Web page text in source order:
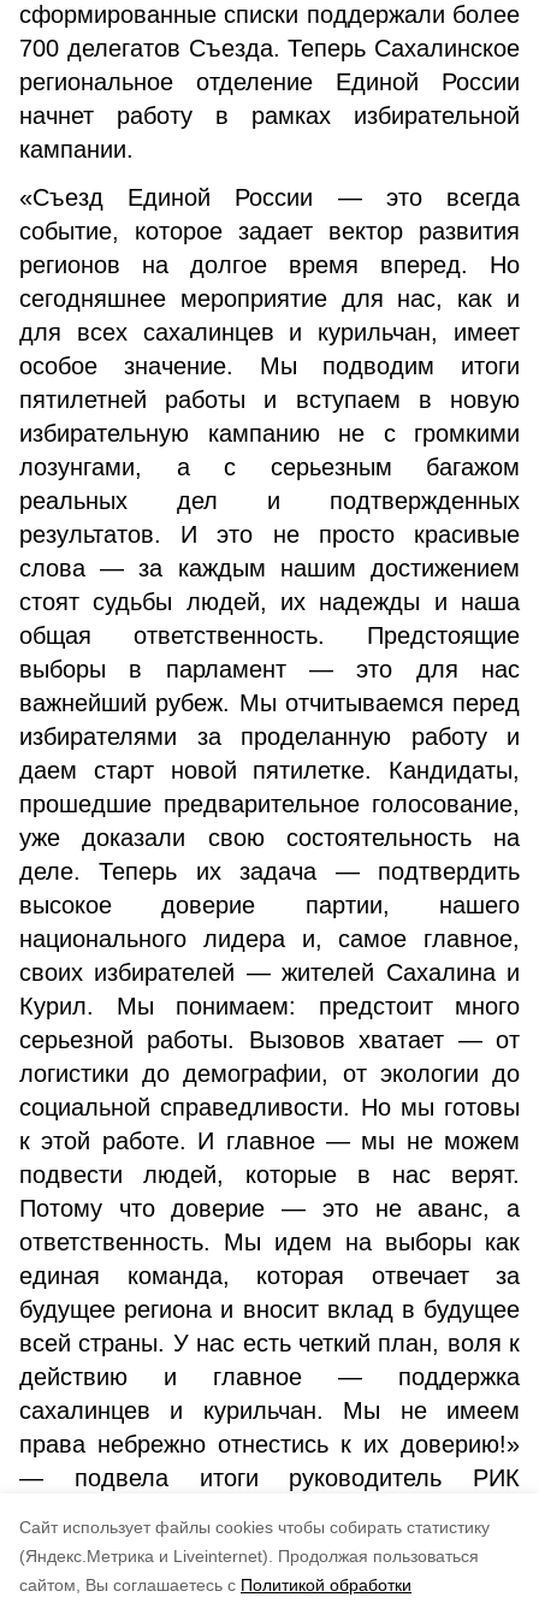
Cайт использует файлы cookies чтобы собирать статистику
(Яндекс.Метрика и Liveinternet).
Продолжая пользоваться
сайтом, Вы соглашаетесь с Политикой обработки
сформированные списки поддержали более
700 делегатов Съезда. Теперь Сахалинское
региональное отделение Единой России
начнет работу в рамках избирательной
кампании.
«Съезд Единой России — это всегда
событие, которое задает вектор развития
регионов на долгое время вперед. Но
сегодняшнее мероприятие для нас, как и
для всех сахалинцев и курильчан, имеет
особое значение. Мы подводим итоги
пятилетней работы и вступаем в новую
избирательную кампанию не с громкими
лозунгами, а с серьезным багажом
реальных дел и подтвержденных
результатов. И это не просто красивые
слова — за каждым нашим достижением
стоят судьбы людей, их надежды и наша
общая ответственность. Предстоящие
выборы в парламент — это для нас
важнейший рубеж. Мы отчитываемся перед
избирателями за проделанную работу и
даем старт новой пятилетке. Кандидаты,
прошедшие предварительное голосование,
уже доказали свою состоятельность на
деле. Теперь их задача — подтвердить
высокое доверие партии, нашего
национального лидера и, самое главное,
своих избирателей — жителей Сахалина и
Курил. Мы понимаем: предстоит много
серьезной работы. Вызовов хватает — от
логистики до демографии, от экологии до
социальной справедливости. Но мы готовы
к этой работе. И главное — мы не можем
подвести людей, которые в нас верят.
Потому что доверие — это не аванс, а
ответственность. Мы идем на выборы как
единая команда, которая отвечает за
будущее региона и вносит вклад в будущее
всей страны. У нас есть четкий план, воля к
действию и главное — поддержка
сахалинцев и курильчан. Мы не имеем
права небрежно отнестись к их доверию!»
— подвела итоги руководитель РИК
Единой России Ирина Киселева.